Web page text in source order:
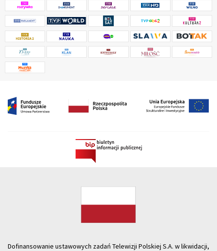
Dofinansowanie ustawowych zadań Telewizji Polskiej S.A. w likwidacji,